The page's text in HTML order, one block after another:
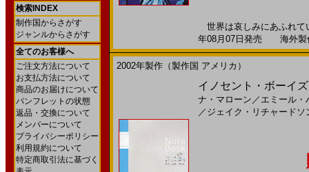
検索INDEX
制作国からさがす
ジャンルからさがす
全てのお客様へ
ご注文方法について
お支払方法について
商品のお届けについて
パンフレットの状態
返品・交換について
メンバーについて
プライバシーポリシー
利用規約について
特定商取引法に基づく
世界は哀しみにあふれ
年08月07日発売 海外製
2002年製作（製作国 アメリカ）
イノセント・ボーイ
ナ・マローン ／ エミール・
／ ジェイク・リチャードソ